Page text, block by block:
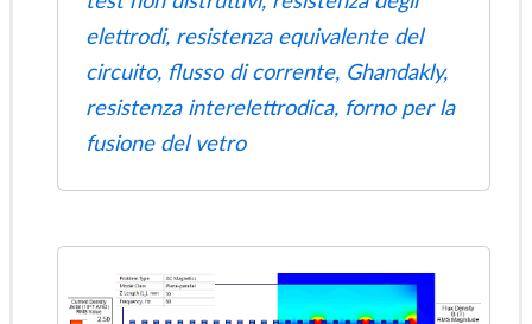
Resistenza interelettrodica del
fonditore elettrico per vetro
8 elettrodi inseriti in profondità nel
resistenze da elettrodo a elettrodo. In
generale dovremmo applicare la